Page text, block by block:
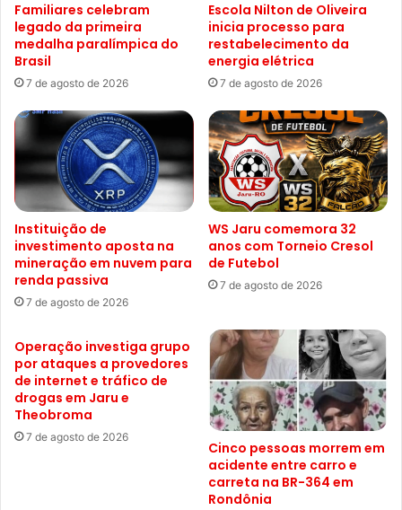
Familiares celebram
legado da primeira
medalha paralímpica do
Brasil
7 de agosto de 2026
Escola Nilton de Oliveira
inicia processo para
restabelecimento da
energia elétrica
7 de agosto de 2026
Instituição de
investimento aposta na
mineração em nuvem para
renda passiva
7 de agosto de 2026
WS Jaru comemora 32
anos com Torneio Cresol
de Futebol
7 de agosto de 2026
Operação investiga grupo
por ataques a provedores
de internet e tráfico de
drogas em Jaru e
Theobroma
7 de agosto de 2026
Cinco pessoas morrem em
acidente entre carro e
carreta na BR-364 em
Rondônia